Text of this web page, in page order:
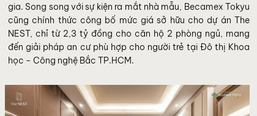
gia. Song song với sự kiện ra mắt nhà mẫu, Becamex Tokyu
cũng chính thức công bố mức giá sở hữu cho dự án The
NEST, chỉ từ 2,3 tỷ đồng cho căn hộ 2 phòng ngủ, mang
đến giải pháp an cư phù hợp cho người trẻ tại Đô thị Khoa
học - Công nghệ Bắc TP.HCM.